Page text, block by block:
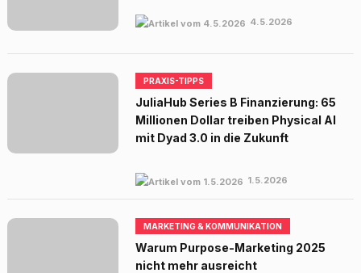
4.5.2026
PRAXIS-TIPPS
JuliaHub Series B Finanzierung: 65
Millionen Dollar treiben Physical AI
mit Dyad 3.0 in die Zukunft
1.5.2026
MARKETING & KOMMUNIKATION
Warum Purpose-Marketing 2025
nicht mehr ausreicht